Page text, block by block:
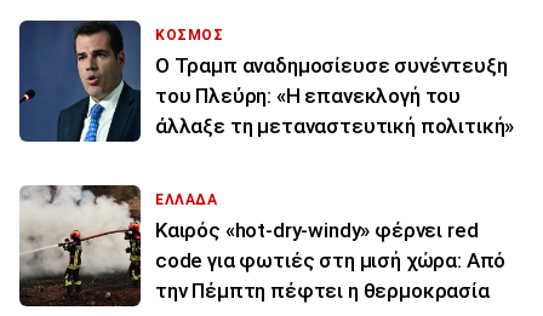
ΚΟΣΜΟΣ
Ο Τραμπ αναδημοσίευσε συνέντευξη
του Πλεύρη: «Η επανεκλογή του
άλλαξε τη μεταναστευτική πολιτική»
ΕΛΛΑΔΑ
Καιρός «hot-dry-windy» φέρνει red
code για φωτιές στη μισή χώρα: Από
την Πέμπτη πέφτει η θερμοκρασία